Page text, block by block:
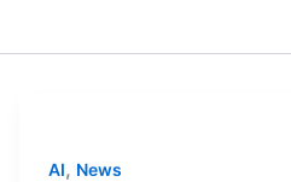
AI, News